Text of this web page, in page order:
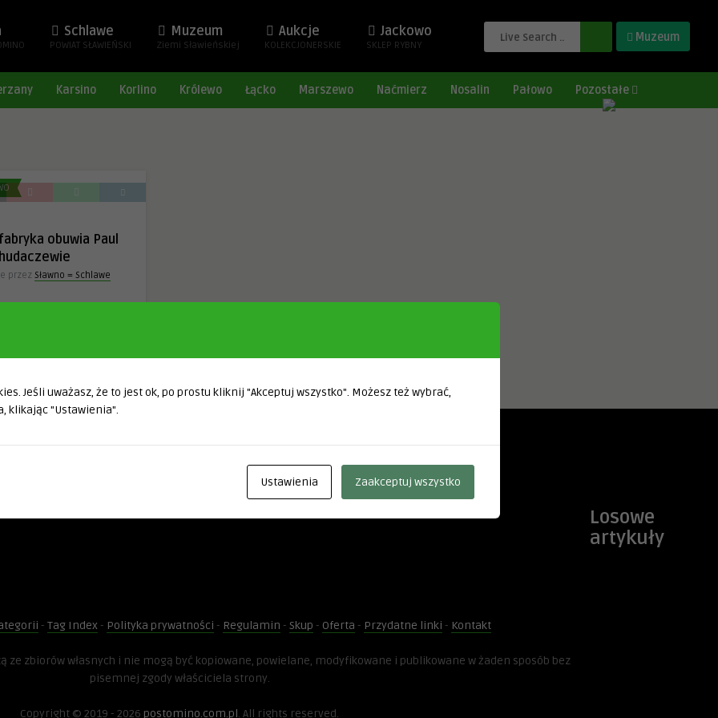
Schlawe
POWIAT SŁAWIEŃSKI
Muzeum
Ziemi Sławieńskiej
Aukcje
KOLEKCJONERSKIE
Jackowo
SKLEP RYBNY
Muzeum
Karsino Korlino Królewo Łącko Marszewo Naćmierz Nosalin Pałowo Pozostałe
obuwia Paul
przez Sławno = Schlawe
Losowe
artykuły
- Tag Index - Polityka prywatności - Regulamin - Skup - Oferta - Przydatne linki - Kontakt
ze zbiorów własnych i nie mogą być kopiowane, powielane, modyfikowane i publikowane w żaden sposób bez
pisemnej zgody właściciela strony.
Copyright © 2019 - 2026 postomino.com.pl. All rights reserved.
Jeśli uważasz, że to jest ok, po prostu kliknij "Akceptuj wszystko". Możesz też wybrać,
klikając "Ustawienia".
Ustawienia Zaakceptuj wszystko